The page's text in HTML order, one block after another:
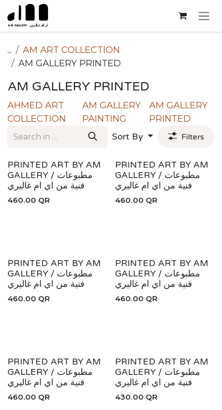
Skip to Content
...
AM ART COLLECTION
AM GALLERY PRINTED
AM GALLERY PRINTED
AHMED ART
COLLECTION
AM GALLERY
PAINTING
AM GALLERY
PRINTED
Sort By
Filters
New!
PRINTED ART BY AM
GALLERY / مطبوعات
فنية من اي ام غاليري
460.00 QR
New!
PRINTED ART BY AM
GALLERY / مطبوعات
فنية من اي ام غاليري
460.00 QR
New!
PRINTED ART BY AM
GALLERY / مطبوعات
فنية من اي ام غاليري
460.00 QR
New!
PRINTED ART BY AM
GALLERY / مطبوعات
فنية من اي ام غاليري
460.00 QR
New!
PRINTED ART BY AM
GALLERY / مطبوعات
فنية من اي ام غاليري
460.00 QR
New!
PRINTED ART BY AM
GALLERY / مطبوعات
فنية من اي ام غاليري
430.00 QR